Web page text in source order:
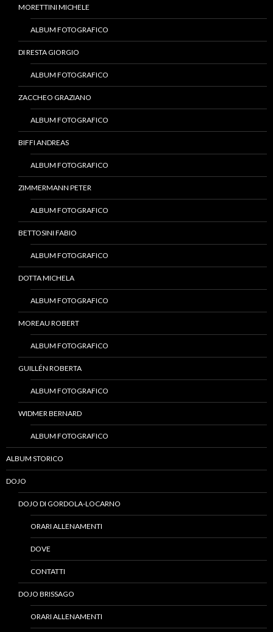
MORETTINI MICHELE
ALBUM FOTOGRAFICO
DI RESTA GIORGIO
ALBUM FOTOGRAFICO
ZACCHEO GRAZIANO
ALBUM FOTOGRAFICO
BIFFI ANDREAS
ALBUM FOTOGRAFICO
ZIMMERMANN PETER
ALBUM FOTOGRAFICO
BETTOSINI FABIO
ALBUM FOTOGRAFICO
DOTTA MICHELA
ALBUM FOTOGRAFICO
MOREAU ROBERT
ALBUM FOTOGRAFICO
GUILLÉN ROBERTA
ALBUM FOTOGRAFICO
WIDMER BERNARD
ALBUM FOTOGRAFICO
ALBUM STORICO
DOJO
DOJO DI GORDOLA-LOCARNO
ORARI ALLENAMENTI
DOVE
CONTATTI
DOJO BRISSAGO
ORARI ALLENAMENTI